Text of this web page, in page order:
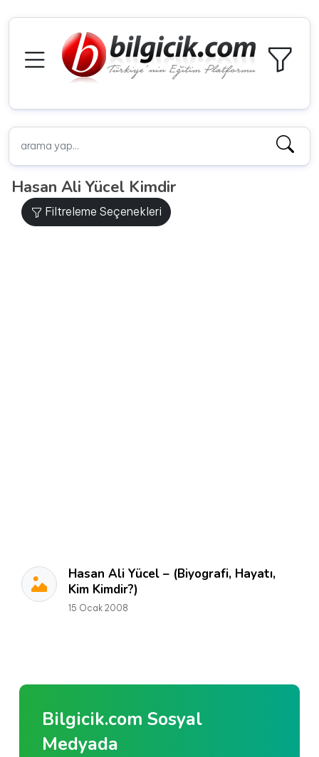
Hasan Ali Yücel Kimdir
Filtreleme Seçenekleri
Hasan Ali Yücel – (Biyografi, Hayatı,
Kim Kimdir?)
15 Ocak 2008
Bilgicik.com Sosyal
Medyada